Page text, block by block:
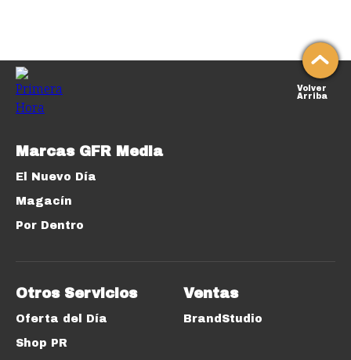
Volver
Arriba
Marcas GFR Media
El Nuevo Día
Magacín
Por Dentro
Otros Servicios
Oferta del Día
Shop PR
Ventas
BrandStudio